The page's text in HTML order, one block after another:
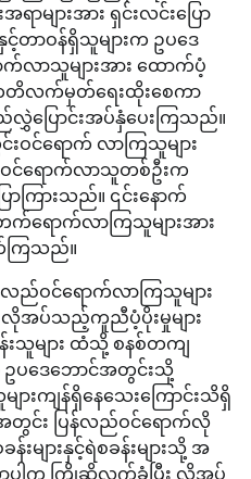
များအား ရှင်းလင်းပြော
တာဝန်ရှိသူများက ဥပဒေ
လာသူများအား ထောက်ပံ့
ခံကတိလက်မှတ်ရေးထိုးစေကာ
ပြောင်းအပ်နှံပေးကြသည်။
ဝင်ရောက် လာကြသူများ
င်ရောက်လာသူတစ်ဦးက
ာကြားသည်။ ၎င်းနောက်
က်ရောက်လာကြသူများအား
ကြသည်။
ည်ဝင်ရောက်လာကြသူများ
အပ်သည့်ကူညီပံ့ပိုးမှုများ
သူများ ထံသို့ စနစ်တကျ
ဥပဒေဘောင်အတွင်းသို့
ားကျန်ရှိနေသေးကြောင်းသိရှိ
တွင်း ပြန်လည်ဝင်ရောက်လို
းများနှင့်ရဲစခန်းများသို့ အ
ပါက ကြိုဆိုလက်ခံပြီး လိုအပ်